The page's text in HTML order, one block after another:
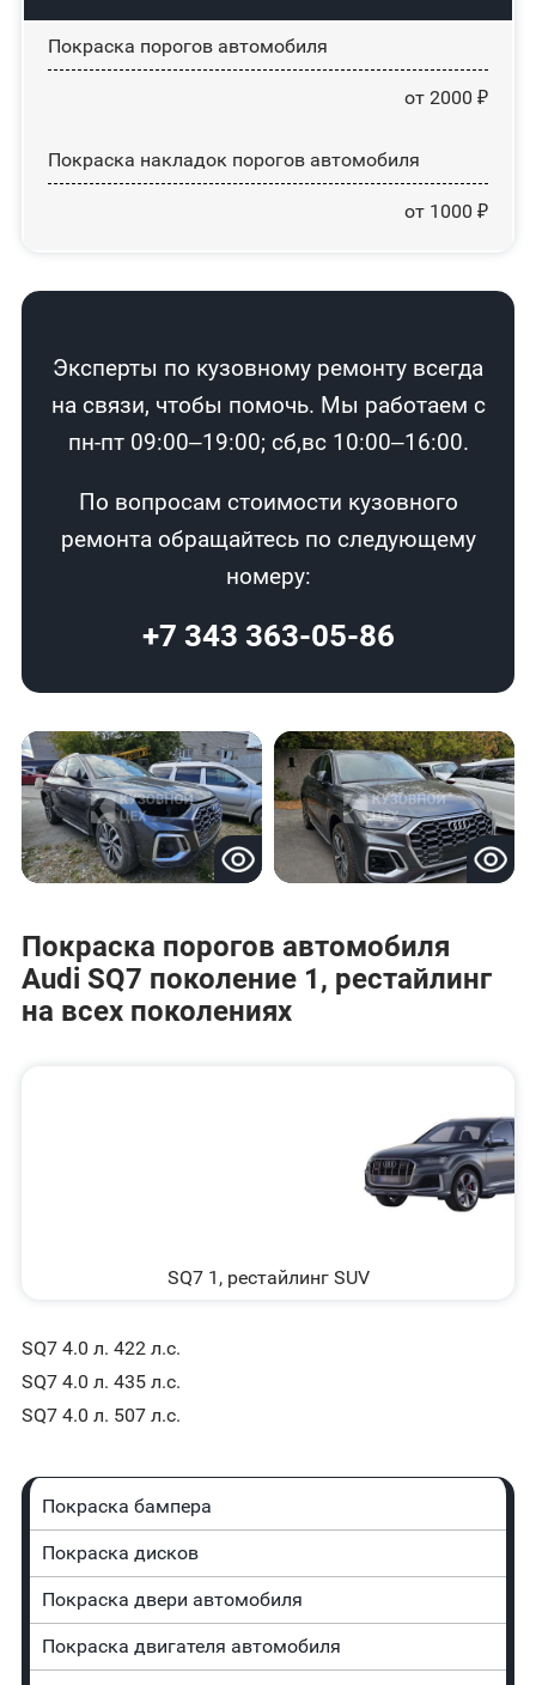
Покраска порогов автомобиля
от 2000 ₽
Покраска накладок порогов автомобиля
от 1000 ₽
Эксперты по кузовному ремонту всегда
на связи, чтобы помочь. Мы работаем с
пн-пт 09:00–19:00; сб,вс 10:00–16:00.
По вопросам стоимости кузовного
ремонта обращайтесь по следующему
номеру:
+7 343 363-05-86
Покраска порогов автомобиля
Audi SQ7 поколение 1, рестайлинг
на всех поколениях
SQ7 1, рестайлинг SUV
SQ7 4.0 л. 422 л.с.
SQ7 4.0 л. 435 л.с.
SQ7 4.0 л. 507 л.с.
Покраска бампера
Покраска дисков
Покраска двери автомобиля
Покраска двигателя автомобиля